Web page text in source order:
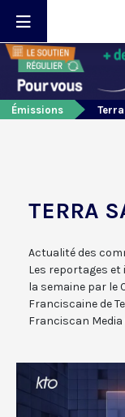
Émissions
TERRA
Actualité des
Les reportages
la semaine par le
Franciscaine de
Franciscan Media